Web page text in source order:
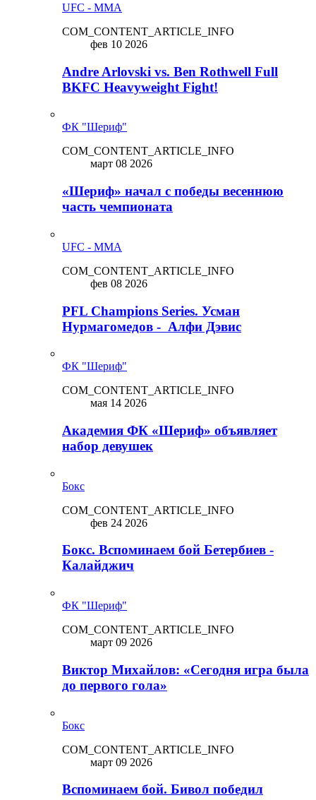
UFC - MMA
COM_CONTENT_ARTICLE_INFO
фев 10 2026
Andre Arlovski vs. Ben Rothwell Full
BKFC Heavyweight Fight!
ФК "Шериф"
COM_CONTENT_ARTICLE_INFO
март 08 2026
«Шериф» начал с победы весеннюю
часть чемпионата
UFC - MMA
COM_CONTENT_ARTICLE_INFO
фев 08 2026
PFL Champions Series. Усман
Нурмагомедов - Алфи Дэвис
ФК "Шериф"
COM_CONTENT_ARTICLE_INFO
мая 14 2026
Академия ФК «Шериф» объявляет
набор девушек
Бокс
COM_CONTENT_ARTICLE_INFO
фев 24 2026
Бокс. Вспоминаем бой Бетербиев -
Калайджич
ФК "Шериф"
COM_CONTENT_ARTICLE_INFO
март 09 2026
Виктор Михайлов: «Сегодня игра была
до первого гола»
Бокс
COM_CONTENT_ARTICLE_INFO
март 09 2026
Вспоминаем бой. Бивол победил